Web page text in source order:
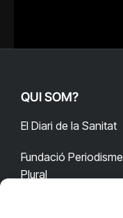
QUI SOM?
El Diari de la Sanitat
Fundació Periodisme
Plural